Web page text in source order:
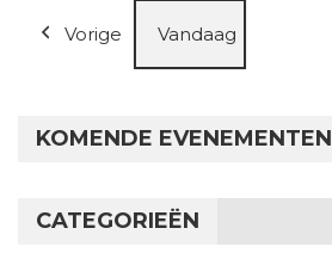
Vorige Vandaag
KOMENDE EVENEMENTEN
CATEGORIEËN